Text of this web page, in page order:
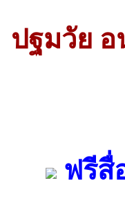
ปฐมวัย
ฟรีสื่